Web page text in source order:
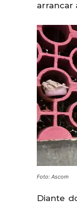
arrancar
Foto: Ascom
Diante